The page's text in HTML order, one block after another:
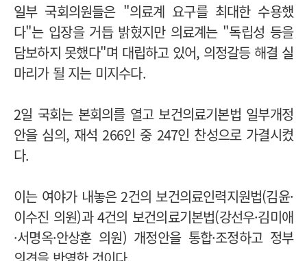
일부 국회의원들은 "의료계 요구를 최대한 수용했
다"는 입장을 거듭 밝혔지만 의료계는 "독립성 등을
담보하지 못했다"며 대립하고 있어, 의정갈등 해결 실
마리가 될 지는 미지수다.
2일 국회는 본회의를 열고 보건의료기본법 일부개정
안을 심의, 재석 266인 중 247인 찬성으로 가결시켰
다.
이는 여야가 내놓은 2건의 보건의료인력지원법(김윤·
이수진 의원)과 4건의 보건의료기본법(강선우·김미애
·서명옥·안상훈 의원) 개정안을 통합·조정하고 정부